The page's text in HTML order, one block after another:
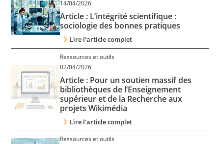
14/04/2026
Article : L’intégrité scientifique :
sociologie des bonnes pratiques
Lire l'article complet
Ressources et outils
02/04/2026
Article : Pour un soutien massif des
bibliothèques de l’Enseignement
supérieur et de la Recherche aux
projets Wikimédia
Lire l'article complet
Ressources et outils